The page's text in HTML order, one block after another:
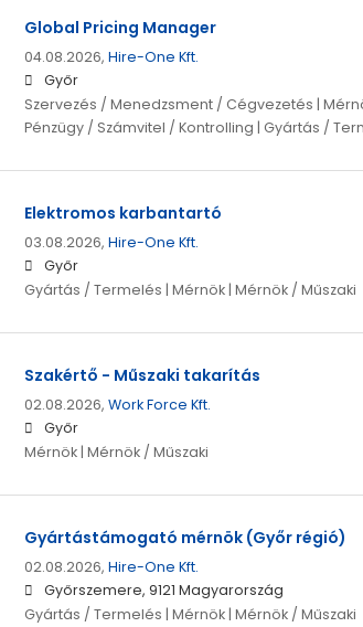
Global Pricing Manager
04.08.2026, Hire-One Kft.
Győr
Szervezés / Menedzsment / Cégvezetés |
Pénzügy / Számvitel / Kontrolling | Gyártás /
Elektromos karbantartó
03.08.2026, Hire-One Kft.
Győr
Gyártás / Termelés | Mérnök | Mérnök / Műszaki
Szakértő - Műszaki takarítás
02.08.2026, Work Force Kft.
Győr
Mérnök | Mérnök / Műszaki
Gyártástámogató mérnök (Győr régió)
02.08.2026, Hire-One Kft.
Győrszemere, 9121 Magyarország
Gyártás / Termelés | Mérnök | Mérnök / Műszaki